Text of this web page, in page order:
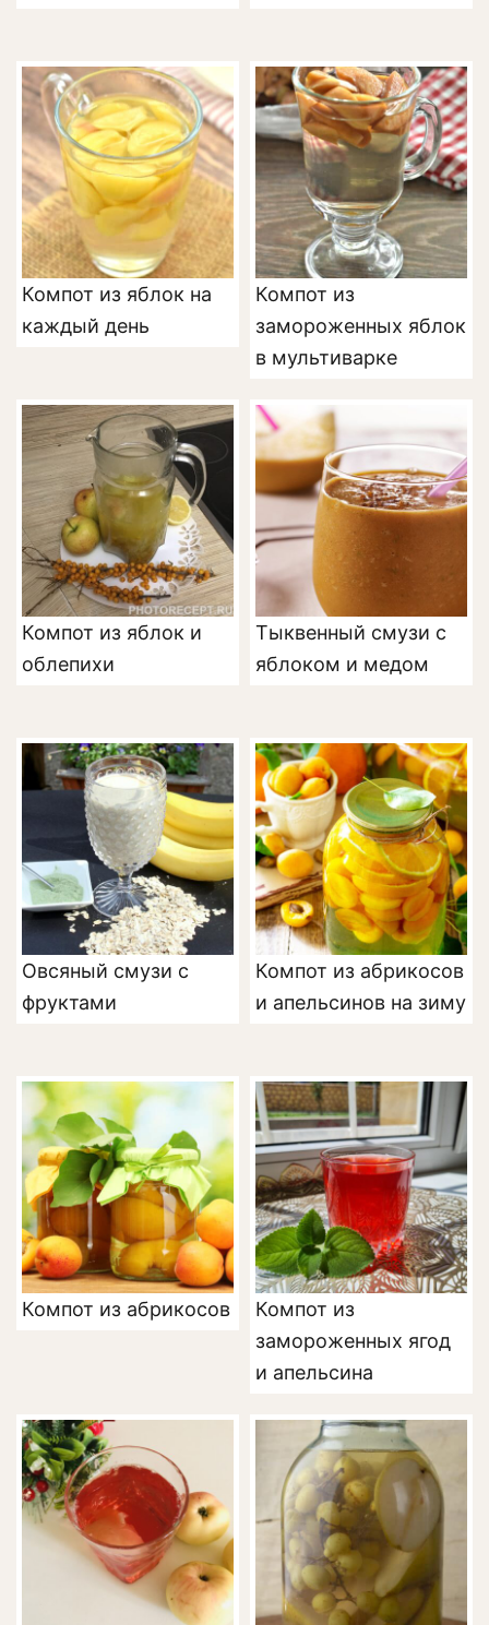
Компот из яблок на
каждый день
Компот из
замороженных яблок
в мультиварке
Компот из яблок и
облепихи
Тыквенный смузи с
яблоком и медом
Овсяный смузи с
фруктами
Компот из абрикосов
и апельсинов на зиму
Компот из абрикосов
Компот из
замороженных ягод
и апельсина